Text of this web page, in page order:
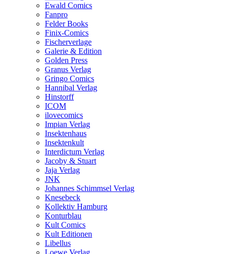
Ewald Comics
Fanpro
Felder Books
Finix-Comics
Fischerverlage
Galerie & Edition
Golden Press
Granus Verlag
Gringo Comics
Hannibal Verlag
Hinstorff
ICOM
ilovecomics
Impian Verlag
Insektenhaus
Insektenkult
Interdictum Verlag
Jacoby & Stuart
Jaja Verlag
JNK
Johannes Schimmsel Verlag
Knesebeck
Kollektiv Hamburg
Konturblau
Kult Comics
Kult Editionen
Libellus
Loewe Verlag